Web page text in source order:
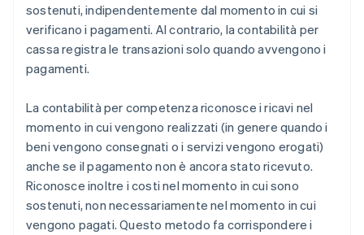
sostenuti, indipendentemente dal momento in cui si
verificano i pagamenti. Al contrario, la contabilità per
cassa registra le transazioni solo quando avvengono i
pagamenti.
La contabilità per competenza riconosce i ricavi nel
momento in cui vengono realizzati (in genere quando i
beni vengono consegnati o i servizi vengono erogati)
anche se il pagamento non è ancora stato ricevuto.
Riconosce inoltre i costi nel momento in cui sono
sostenuti, non necessariamente nel momento in cui
vengono pagati. Questo metodo fa corrispondere i